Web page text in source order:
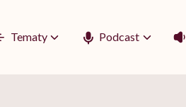
Tematy Podcast